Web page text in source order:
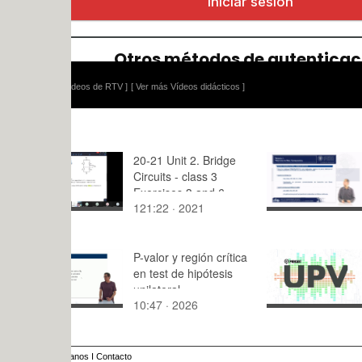
[ Ver más Vídeos didácticos ]
20-21 Unit 2. Bridge
Circuits - class 3
Exercises 3 and 6
121:22 · 2021
es de las
matrices
4:41 · 2020
P-valor y región crítica
en test de hipótesis
unilateral
10:47 · 2026
2. LOS
EL
9:54 · 2025